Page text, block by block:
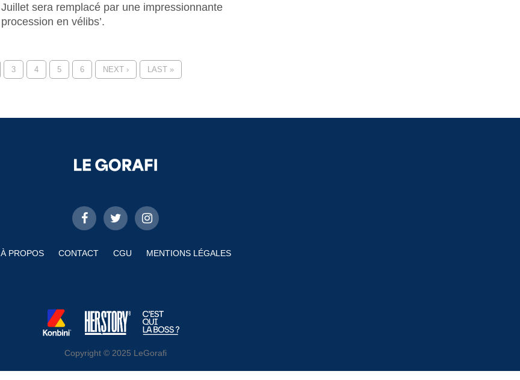
Juillet sera remplacé par une impressionnante
procession en vélibs’.
3 4 5 6 NEXT › LAST »
À PROPOS CONTACT CGU MENTIONS LÉGALES
Copyright © 2025 LeGorafi